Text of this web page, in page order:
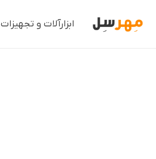
ابزارآلات و تجهیزات